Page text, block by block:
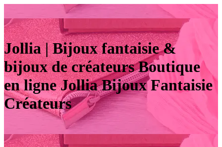
Jollia | Bijoux fantaisie &
bijoux de créateurs Boutique
en ligne Jollia Bijoux Fantaisie
Créateurs